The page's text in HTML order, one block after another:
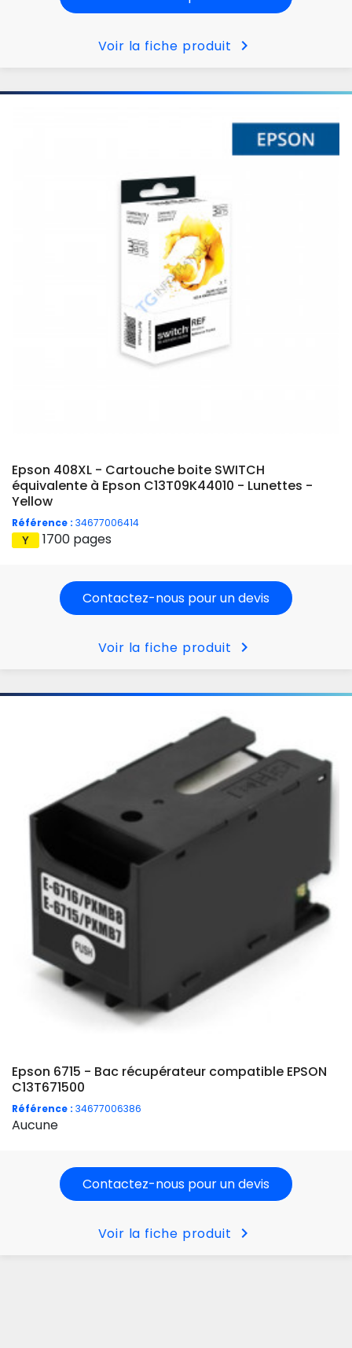
Voir la fiche produit chevron_right
Epson 408XL - Cartouche boite SWITCH
équivalente à Epson C13T09K44010 - Lunettes -
Yellow
Référence : 34677006414
1700 pages
Contactez-nous pour un devis
Voir la fiche produit chevron_right
Epson 6715 - Bac récupérateur compatible EPSON
C13T671500
Référence : 34677006386
Aucune
Contactez-nous pour un devis
Voir la fiche produit chevron_right